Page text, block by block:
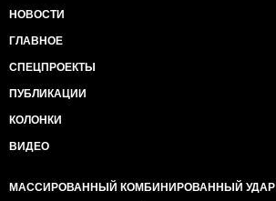
НОВОСТИ
ГЛАВНОЕ
СПЕЦПРОЕКТЫ
ПУБЛИКАЦИИ
КОЛОНКИ
ВИДЕО
МАССИРОВАННЫЙ КОМБИНИРОВАННЫЙ УДАР